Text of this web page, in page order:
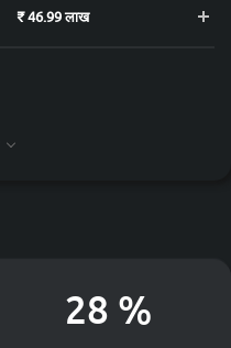
₹ 46.99 लाख
28 %